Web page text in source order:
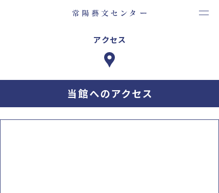
アクセス
当館へのアクセス